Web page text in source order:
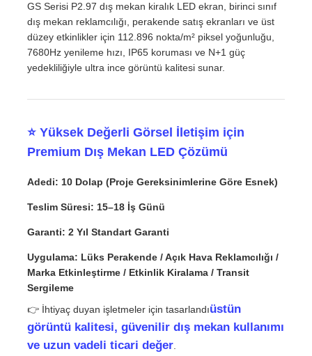
Ürünler
Videolar
Hakkımızda
Fabrika turu
GS Serisi P2.97 dış mekan kiralık LED ekran, birinci sınıf
dış mekan reklamcılığı, perakende satış ekranları ve üst
düzey etkinlikler için 112.896 nokta/m² piksel yoğunluğu,
7680Hz yenileme hızı, IP65 koruması ve N+1 güç
yedekliliğiyle ultra ince görüntü kalitesi sunar.
⭐ Yüksek Değerli Görsel İletişim için
Premium Dış Mekan LED Çözümü
Adedi: 10 Dolap (Proje Gereksinimlerine Göre Esnek)
Teslim Süresi: 15–18 İş Günü
Garanti: 2 Yıl Standart Garanti
Uygulama: Lüks Perakende / Açık Hava Reklamcılığı /
Marka Etkinleştirme / Etkinlik Kiralama / Transit
Sergileme
👉 İhtiyaç duyan işletmeler için tasarlandıüstün
görüntü kalitesi, güvenilir dış mekan kullanımı
ve uzun vadeli ticari değer.